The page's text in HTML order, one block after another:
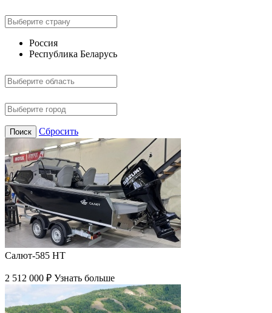
Россия
Республика Беларусь
Поиск Сбросить
Салют-585 HT
2 512 000 ₽ Узнать больше